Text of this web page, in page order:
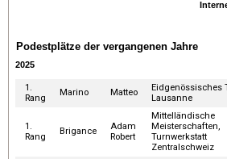
Podestplätze der vergangenen Jahre
2025
1.
Rang
Marino Matteo
Eidgenössisches
Lausanne
1.
Rang
Brigance
Adam
Robert
Mittelländische
Meisterschaften,
Turnwerkstatt
Zentralschweiz